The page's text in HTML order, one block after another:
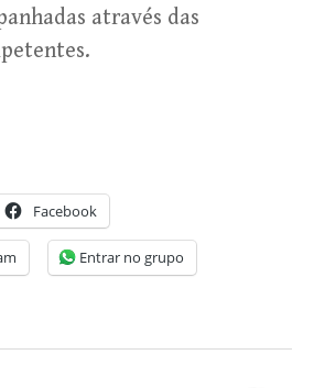
através das
Facebook
Entrar no grupo